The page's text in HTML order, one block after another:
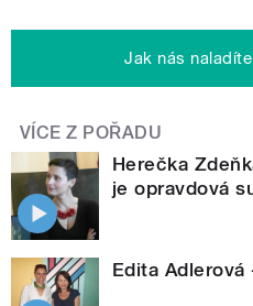
Jak nás
VÍCE Z POŘADU
Herečka
je opravdová
Edita Adlerová